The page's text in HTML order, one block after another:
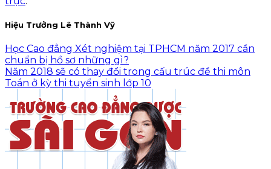
Hiệu Trưởng Lê Thành Vỹ
Học Cao đẳng Xét nghiệm tại TPHCM năm 2017 cần
chuẩn bị hồ sơ những gì?
Năm 2018 sẽ có thay đổi trong cấu trúc đề thi môn
Toán ở kỳ thi tuyển sinh lớp 10